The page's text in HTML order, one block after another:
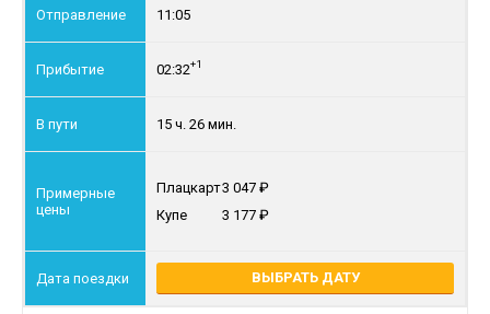
11:05
02:32+1
15 ч. 26 мин.
Плацкарт3 047
Купе
3 177
ВЫБРАТЬ ДАТУ